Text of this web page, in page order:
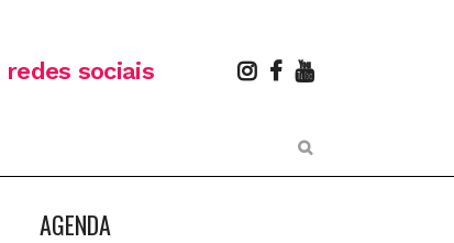
redes sociais
AGENDA